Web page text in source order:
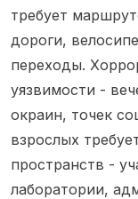
требует
дороги,
переходы.
уязвимости -
окраин, точек
взрослых
пространств -
лаборатории,